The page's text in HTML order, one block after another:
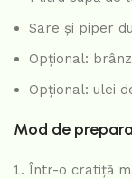
Sare și piper
Opțional:
Opțional: ulei
Mod de
Într-o cratiță